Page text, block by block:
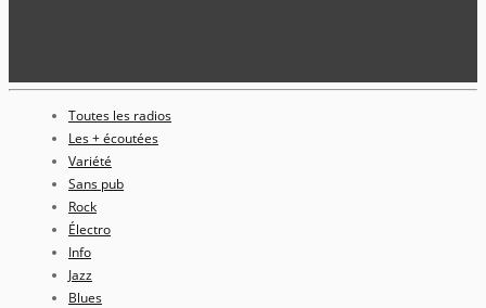
Toutes les radios
Les + écoutées
Variété
Sans pub
Rock
Électro
Info
Jazz
Blues